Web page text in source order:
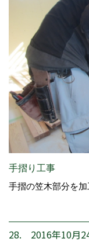
手摺り工事
手摺の笠木部分を加
28. 2016年10月